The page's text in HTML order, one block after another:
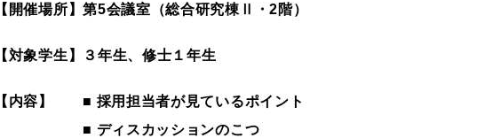
【開催場所】第5会議室（総合研究棟Ⅱ・2階）
【対象学生】３年生、修士１年生
【内容】 ■ 採用担当者が見ているポイント
■ ディスカッションのこつ